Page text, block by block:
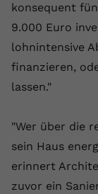
konsequent
9.000 Euro
lohnintensive
finanzieren,
lassen."
"Wer über die
sein Haus
erinnert
zuvor ein
Anbieter
Zweck